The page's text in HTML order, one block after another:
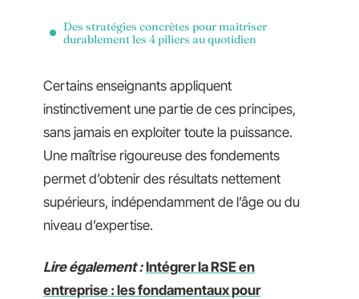
Des stratégies concrètes pour maîtriser
durablement les 4 piliers au quotidien
Certains enseignants appliquent
instinctivement une partie de ces principes,
sans jamais en exploiter toute la puissance.
Une maîtrise rigoureuse des fondements
permet d’obtenir des résultats nettement
supérieurs, indépendamment de l’âge ou du
niveau d’expertise.
Lire également : Intégrer la RSE en
entreprise : les fondamentaux pour